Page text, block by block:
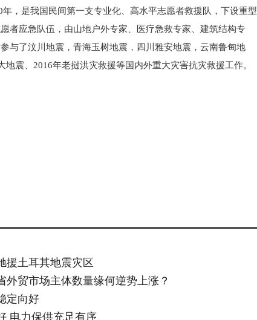
，是我国民间第一支专业化、高水平志愿者救援队，下设重型
者应急队伍，由山地户外专家、医疗急救专家、建筑结构专
与了汶川地震，青海玉树地震，四川雅安地震，云南鲁甸地
震、2016年老挝洪灾救援等国内外重大灾害抗灾救援工作。
援土耳其地震灾区
外贸市场主体数量缘何逆势上涨？
定向好
电力保供充足有序